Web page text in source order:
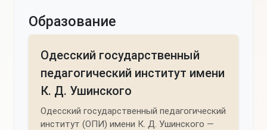
Образование
Одесский государственный
педагогический институт имени
К. Д. Ушинского
Одесский государственный педагогический
институт (ОПИ) имени К. Д. Ушинского —